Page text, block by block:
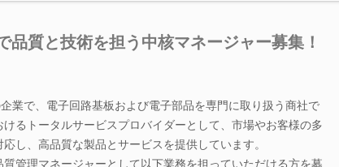
品質と技術を担う中核マネージャー募集！
業で、電子回路基板および電子部品を専門に取り扱う商社で
るトータルサービスプロバイダーとして、市場やお客様の多
し、高品質な製品とサービスを提供しています。
管理マネージャーとして以下業務を担っていただける方を募